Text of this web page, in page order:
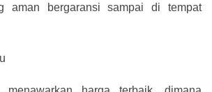
aman bergaransi sampai di tempat